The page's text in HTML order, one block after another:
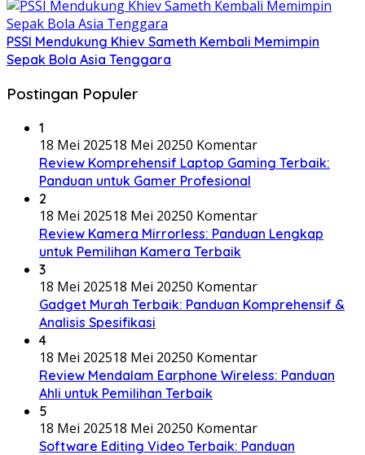
PSSI Mendukung Khiev Sameth Kembali Memimpin
Sepak Bola Asia Tenggara
Postingan Populer
1
18 Mei 202518 Mei 20250 Komentar
Review Komprehensif Laptop Gaming Terbaik:
Panduan untuk Gamer Profesional
2
18 Mei 202518 Mei 20250 Komentar
Review Kamera Mirrorless: Panduan Lengkap
untuk Pemilihan Kamera Terbaik
3
18 Mei 202518 Mei 20250 Komentar
Gadget Murah Terbaik: Panduan Komprehensif &
Analisis Spesifikasi
4
18 Mei 202518 Mei 20250 Komentar
Review Mendalam Earphone Wireless: Panduan
Ahli untuk Pemilihan Terbaik
5
18 Mei 202518 Mei 20250 Komentar
Software Editing Video Terbaik: Panduan